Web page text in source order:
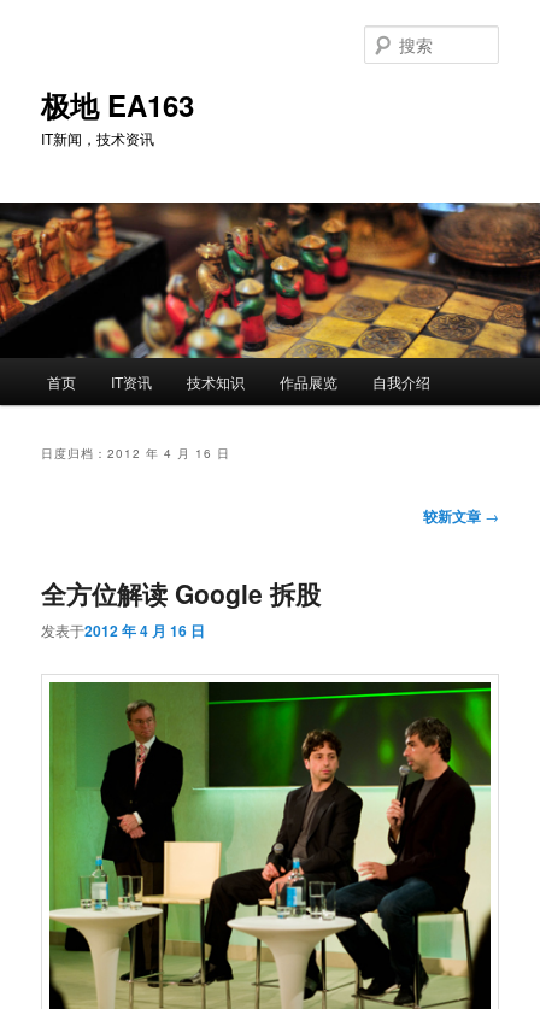
极地 EA163
IT新闻，技术资讯
索
首页 IT资讯 技术知识 作品展览 自我介绍
日度归档：2012 年 4 月 16 日
航
较新文章 →
全方位解读 Google 拆股
发表于2012 年 4 月 16 日